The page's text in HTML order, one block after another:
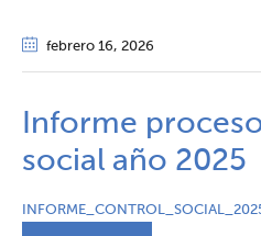
febrero 16, 2026
Informe
social año 2025